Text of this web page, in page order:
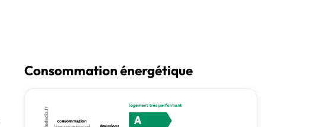
Consommation énergétique